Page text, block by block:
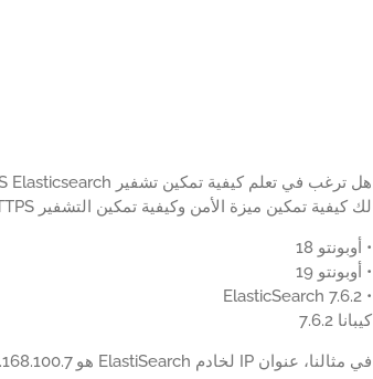
لك كيفية تمكين ميزة الأمن وكيفية تمكين التشفير HTTPS على خادم ElasticSearch على جهاز كمبيوتر يعمل أوبونتو لينكس.
• أوبونتو 18
• أوبونتو 19
• ElasticSearch 7.6.2
كيبانا 7.6.2
في مثالنا، عنوان IP لخادم ElastiSearch هو 192.168.100.7.